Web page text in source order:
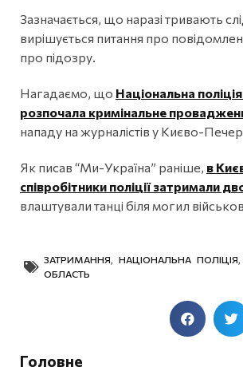
Зазначається, що наразі тривають
вирішується питання про
про підозру.
Нагадаємо, що Національна
розпочала кримінальне
нападу на журналістів у Києво-
Як писав “Ми-Україна” раніше, в
співробітники поліції затримали
влаштували танці біля могил
ЗАТРИМАННЯ, НАЦІОНАЛЬНА ПОЛІЦІЯ,
ОБЛАСТЬ
Головне